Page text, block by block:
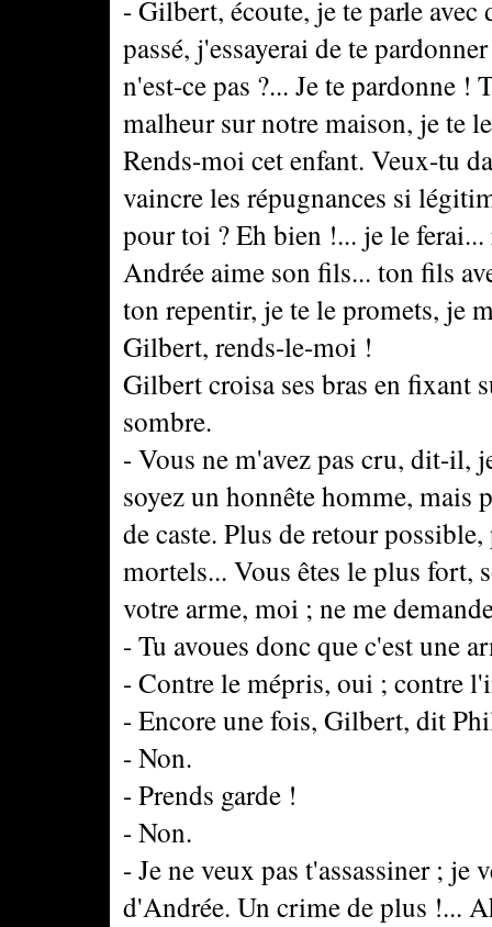
- Gilbert, écoute, je te parle
passé, j'essayerai de te
n'est-ce pas ?... Je te pardonne !
malheur sur notre maison, je te
Rends-moi cet enfant. Veux-tu
vaincre les répugnances si
pour toi ? Eh bien !... je le
Andrée aime son fils... ton fils
ton repentir, je te le promets, je
Gilbert, rends-le-moi !
Gilbert croisa ses bras en fixant
sombre.
- Vous ne m'avez pas cru, dit-il,
soyez un honnête homme, mais
de caste. Plus de retour
mortels... Vous êtes le plus fort,
votre arme, moi ; ne me
- Tu avoues donc que c'est une
- Contre le mépris, oui ; contre
- Encore une fois, Gilbert, dit
- Non.
- Prends garde !
- Non.
- Je ne veux pas t'assassiner ; je
d'Andrée. Un crime de plus !...